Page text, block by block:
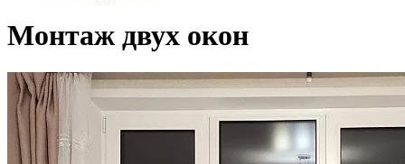
Монтаж двух окон